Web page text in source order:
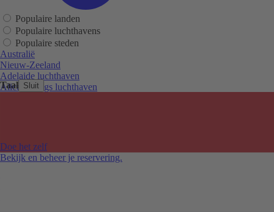
Taal Sluit
Doe het zelf
Bekijk en beheer je reservering.
Populaire landen
Populaire luchthavens
Populaire steden
Australië
Nieuw-Zeeland
Adelaide luchthaven
Alice Springs luchthaven
Melbourne Tullamarine luchthaven
Perth luchthaven
Sydney luchthaven